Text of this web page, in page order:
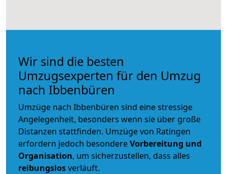
Wir sind die besten
Umzugsexperten für den Umzug
nach Ibbenbüren
Umzüge nach Ibbenbüren sind eine stressige
Angelegenheit, besonders wenn sie über große
Distanzen stattfinden. Umzüge von Ratingen
erfordern jedoch besondereVorbereitung und
Organisation, um sicherzustellen, dass alles
reibungslosverläuft.